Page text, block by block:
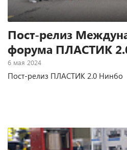
Пост-релиз
форума ПЛАСТИК
6 мая 2024
Пост-релиз ПЛАСТИК 2.0 Нинбо